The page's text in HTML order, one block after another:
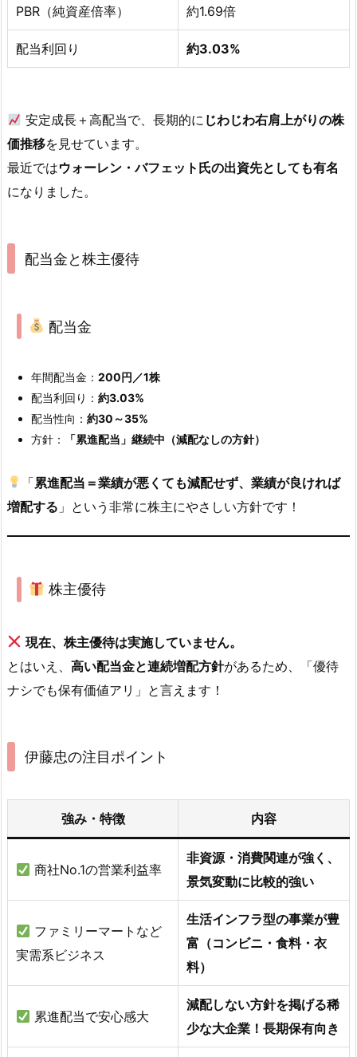
PBR（純資産倍率） 約1.69倍
配当利回り 約3.03%
安定成長＋高配当で、長期的に じわじわ右肩上がりの株
価推移を見せています。
最近ではウォーレン・バフェット氏の出資先としても有名
になりました。
配当金と株主優待
配当金
年間配当金： 200円／1株
配当利回り： 約3.03%
配当性向： 約30～35%
方針：
「累進配当」継続中（減配なしの方針）
「累進配当＝業績が悪くても減配せず、業績が良ければ
増配する 」という非常に株主にやさしい方針です！
株主優待
現在、株主優待は実施していません。
とはいえ、 高い配当金と連続増配方針があるため、「優待
ナシでも保有価値アリ」と言えます！
伊藤忠の注目ポイント
強み・特徴 内容
商社No.1の営業利益率
非資源・消費関連が強く、
景気変動に比較的強い
ファミリーマートなど
実需系ビジネス
生活インフラ型の事業が豊
富（コンビニ・食料・衣
料）
累進配当で安心感大
減配しない方針を掲げる稀
少な大企業！長期保有向き